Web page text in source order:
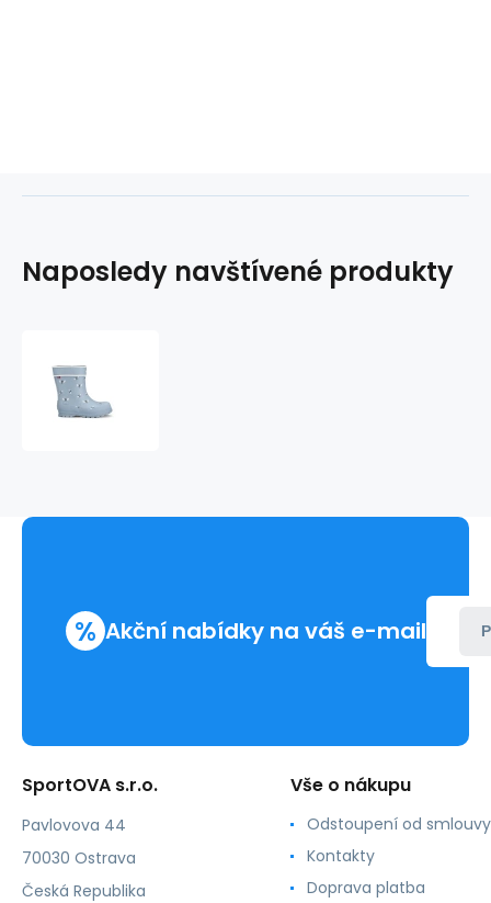
Naposledy navštívené produkty
wellingtons
% Akční nabídky na váš e-mail
SportOVA s.r.o.
Pavlovova 44
70030 Ostrava
Česká Republika
Vše o nákupu
Odstoupení od smlouvy
Kontakty
Doprava platba